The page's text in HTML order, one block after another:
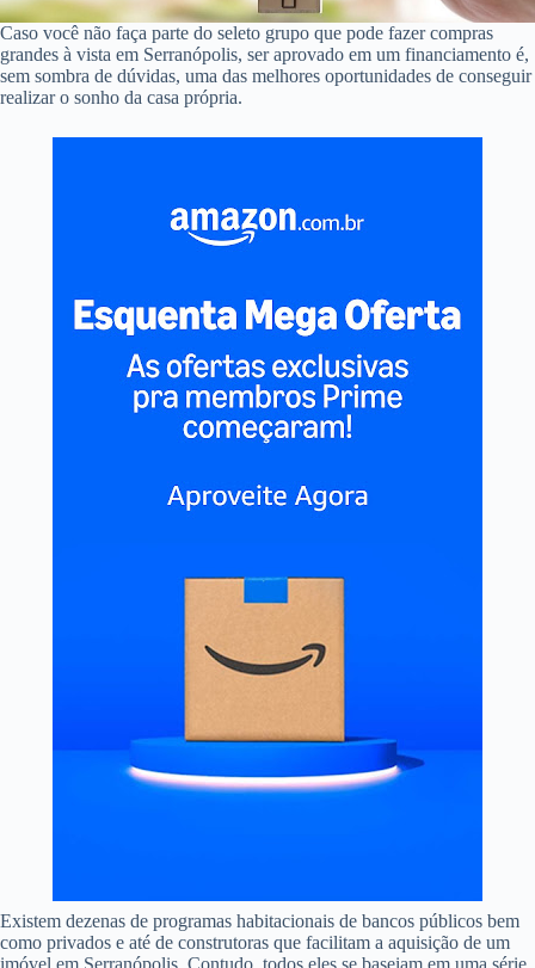
Caso você não faça parte do seleto grupo que pode fazer compras
grandes à vista em Serranópolis, ser aprovado em um financiamento é,
sem sombra de dúvidas, uma das melhores oportunidades de conseguir
realizar o sonho da casa própria.
Existem dezenas de programas habitacionais de bancos públicos bem
como privados e até de construtoras que facilitam a aquisição de um
imóvel em Serranópolis. Contudo, todos eles se baseiam em uma série